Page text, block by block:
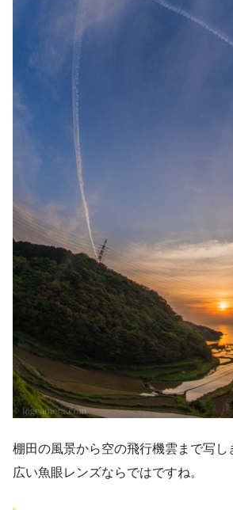
棚田の風景から空の飛行機雲まで写し
広い魚眼レンズならではですね。